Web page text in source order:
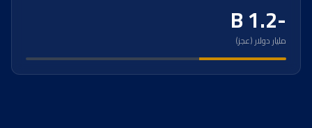
-1.2 B
مليار دولار (عجز)